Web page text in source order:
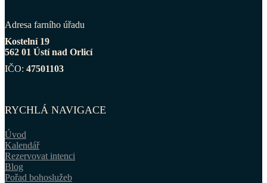
Adresa farního úřadu
Kostelní 19
562 01 Ústí nad Orlicí
IČO: 47501103
RYCHLÁ NAVIGACE
Úvod
Kalendář
Rezervovat intenci
Blog
Pořad bohoslužeb